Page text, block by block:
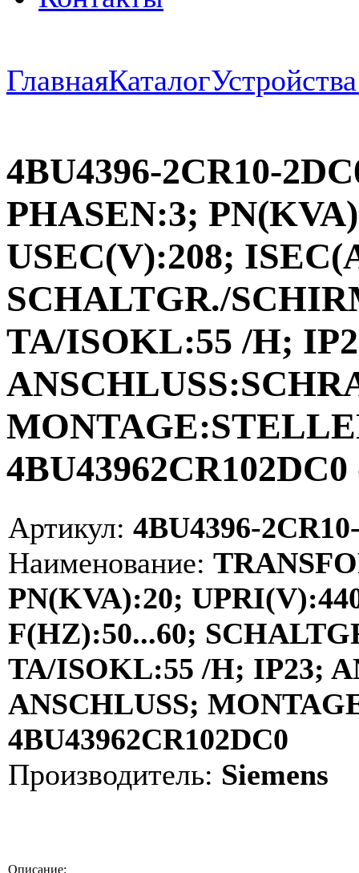
ГлавнаяКаталог
4BU4396-2CR10-
PHASEN:3;
USEC(V):208;
SCHALTGR./
TA/ISOKL:55 /H;
Артикул: 4BU4396-
Наименование:
PN(KVA):20;
F(HZ):50...60;
TA/ISOKL:55 /H; IP23;
ANSCHLUSS;
4BU43962CR102DC0
Производитель: Siemens
Описание: